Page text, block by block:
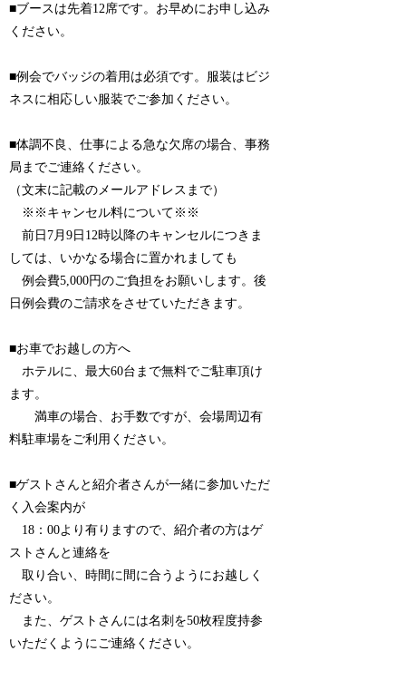
■ブースは先着12席です。お早めにお申し込み
ください。
■例会でバッジの着用は必須です。服装はビジ
ネスに相応しい服装でご参加ください。
■体調不良、仕事による急な欠席の場合、事務
局までご連絡ください。
（文末に記載のメールアドレスまで）
※※キャンセル料について※※
前日7月9日12時以降のキャンセルにつきま
しては、いかなる場合に置かれましても
例会費5,000円のご負担をお願いします。後
日例会費のご請求をさせていただきます。
■お車でお越しの方へ
ホテルに、最大60台まで無料でご駐車頂け
ます。
満車の場合、お手数ですが、会場周辺有
料駐車場をご利用ください。
■ゲストさんと紹介者さんが一緒に参加いただ
く入会案内が
18：00より有りますので、紹介者の方はゲ
ストさんと連絡を
取り合い、時間に間に合うようにお越しく
ださい。
また、ゲストさんには名刺を50枚程度持参
いただくようにご連絡ください。